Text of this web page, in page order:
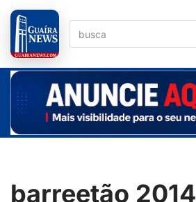
Pular
para
o
conteúdo
barreetão 2014